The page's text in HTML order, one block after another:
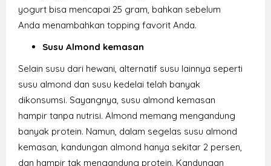
yogurt bisa mencapai 25 gram, bahkan sebelum
Anda menambahkan topping favorit Anda.
Susu Almond kemasan
Selain susu dari hewani, alternatif susu lainnya seperti
susu almond dan susu kedelai telah banyak
dikonsumsi. Sayangnya, susu almond kemasan
hampir tanpa nutrisi. Almond memang mengandung
banyak protein. Namun, dalam segelas susu almond
kemasan, kandungan almond hanya sekitar 2 persen,
dan hampir tak mengandung protein. Kandungan